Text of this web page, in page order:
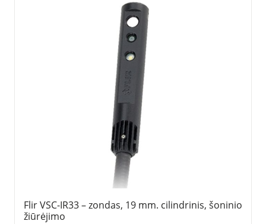
Flir VSC-IR33 – zondas, 19 mm. cilindrinis, šoninio
žiūrėjimo